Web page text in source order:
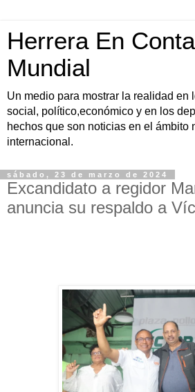
Herrera En
Mundial
Un medio para mostrar la realidad en
social, político,económico y en los
hechos que son noticias en el ámbito
internacional.
sábado, 23 de marzo de 2024
Excandidato a regidor
anuncia su respaldo a